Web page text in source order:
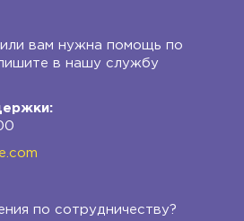
вам нужна помощь по
в нашу службу
по сотрудничеству?